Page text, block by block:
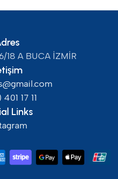
18 A BUCA İZMİR
17 11
Links